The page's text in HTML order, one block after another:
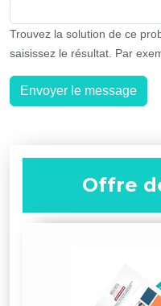
Trouvez la solution de ce
saisissez le résultat. Par
Envoyer le message
Offre